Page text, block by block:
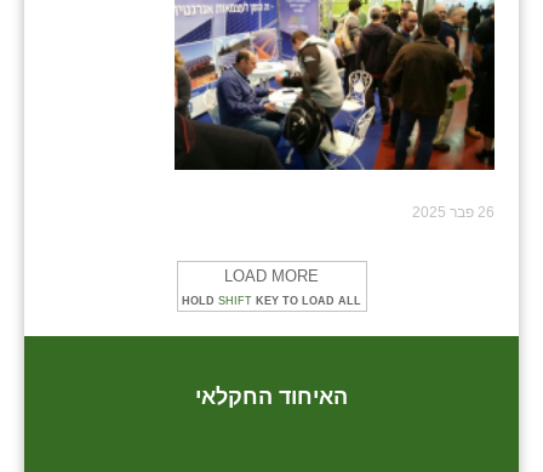
26 פבר 2025
LOAD MORE
HOLD SHIFT KEY TO LOAD ALL
האיחוד החקלאי